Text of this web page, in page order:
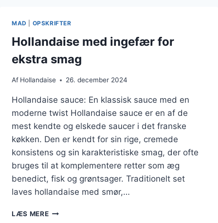
MAD OPSKRIFTER
Hollandaise med ingefær for
ekstra smag
Af Hollandaise 26. december 2024
Hollandaise sauce: En klassisk sauce med en
moderne twist Hollandaise sauce er en af de
mest kendte og elskede saucer i det franske
køkken. Den er kendt for sin rige, cremede
konsistens og sin karakteristiske smag, der ofte
bruges til at komplementere retter som æg
benedict, fisk og grøntsager. Traditionelt set
laves hollandaise med smør,…
LÆS MEREHOLLANDAISE